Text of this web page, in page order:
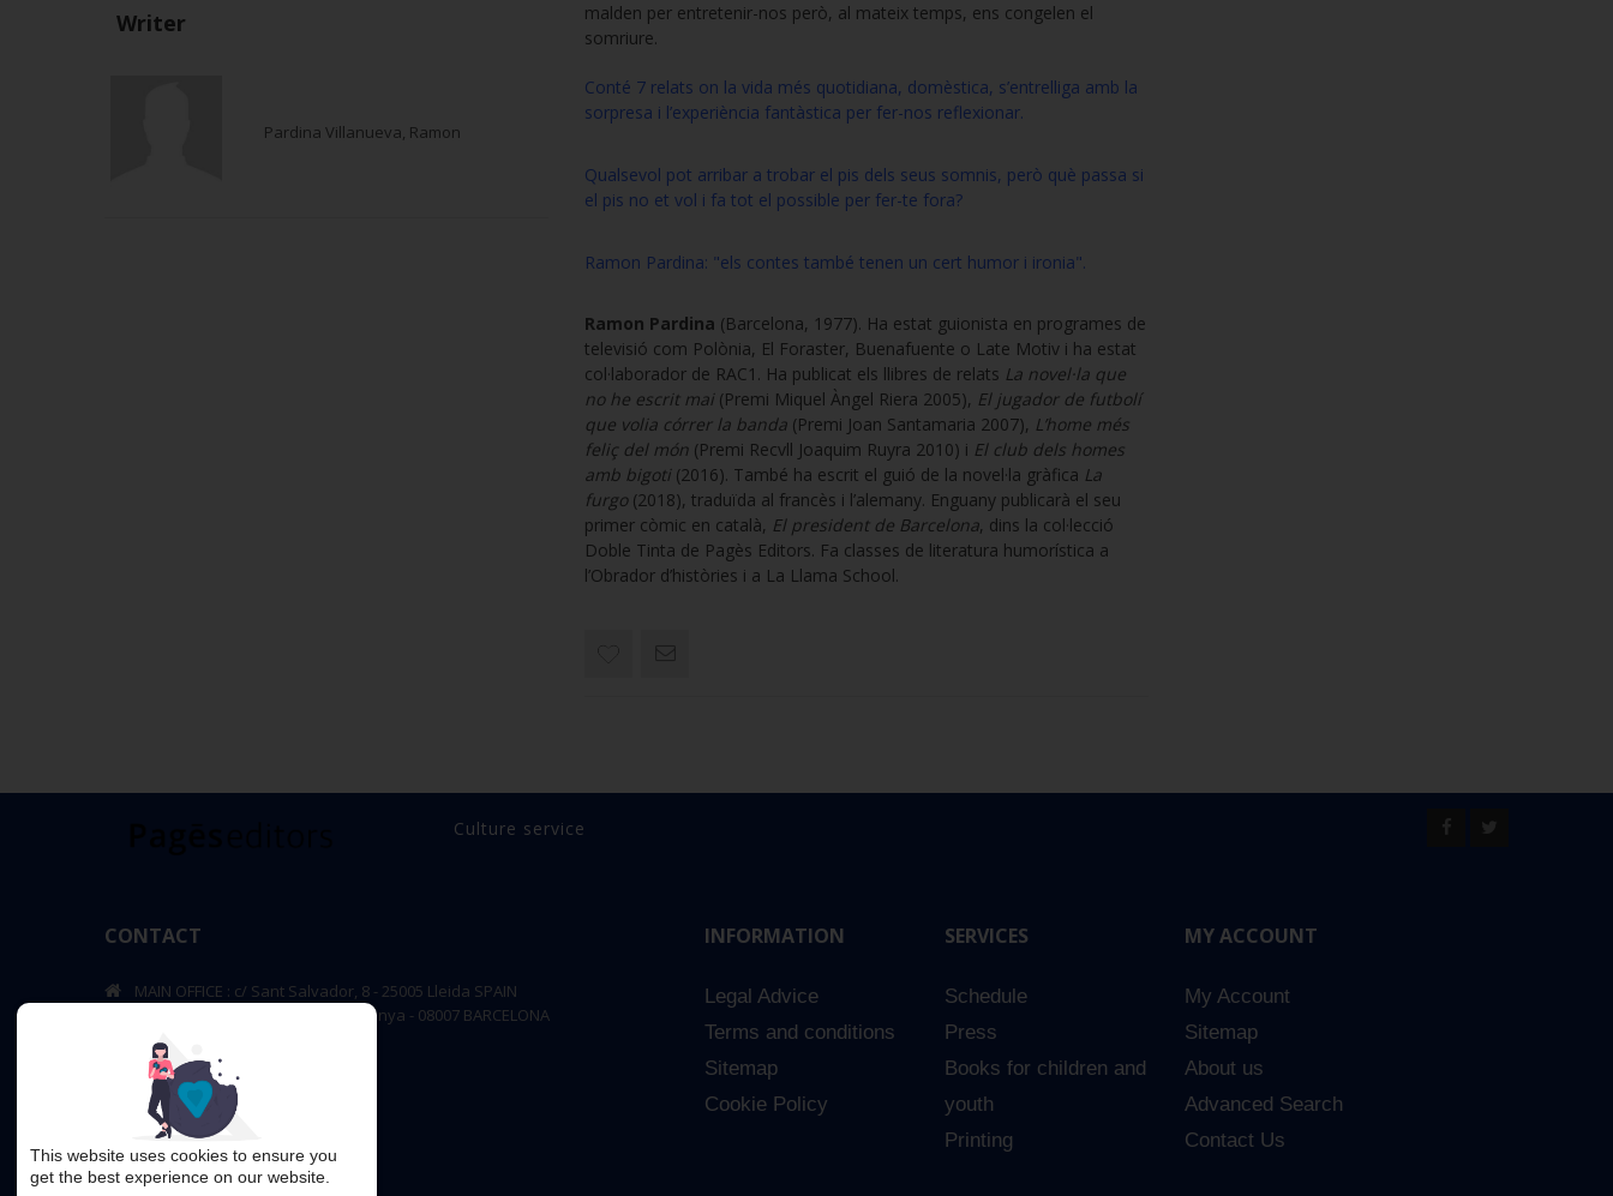
Writer
Pardina Villanueva, Ramon
malden per entretenir-nos però, al mateix temps, ens congelen el
somriure.
Conté 7 relats on la vida més quotidiana, domèstica, s’entrelliga amb la
sorpresa i l’experiència fantàstica per fer-nos reflexionar.
Qualsevol pot arribar a trobar el pis dels seus somnis, però què passa si
el pis no et vol i fa tot el possible per fer-te fora?
Ramon Pardina: "els contes també tenen un cert humor i ironia".
Ramon Pardina (Barcelona, 1977). Ha estat guionista en programes de
televisió com Polònia, El Foraster, Buenafuente o Late Motiv i ha estat
col·laborador de RAC1. Ha publicat els llibres de relats La novel·la que
no he escrit mai(Premi Miquel Àngel Riera 2005), El jugador de futbolí
que volia córrer la banda (Premi Joan Santamaria 2007), L’home més
feliç del món (Premi Recvll Joaquim Ruyra 2010) i El club dels homes
amb bigoti(2016). També ha escrit el guió de la novel·la gràfica La
furgo(2018), traduïda al francès i l’alemany. Enguany publicarà el seu
primer còmic en català, El president de Barcelona, dins la col·lecció
Doble Tinta de Pagès Editors. Fa classes de literatura humorística a
l’Obrador d’històries i a La Llama School.
Culture service
CONTACT
MAIN OFFICE : c/ Sant Salvador, 8 - 25005 Lleida SPAIN
BARCELONA OFFICE: Rambla de Catalunya - 08007 BARCELONA
editorial@pageseditors.cat
Telephone: +34 973 23 66 11
pageseditors.cat
INFORMATION
Legal Advice
Terms and conditions
Sitemap
Cookie Policy
SERVICES
Schedule
Press
Books for children and
youth
Printing
MY ACCOUNT
My Account
Sitemap
About us
Advanced Search
Contact Us
This website uses cookies to ensure you
get the best experience on our website.